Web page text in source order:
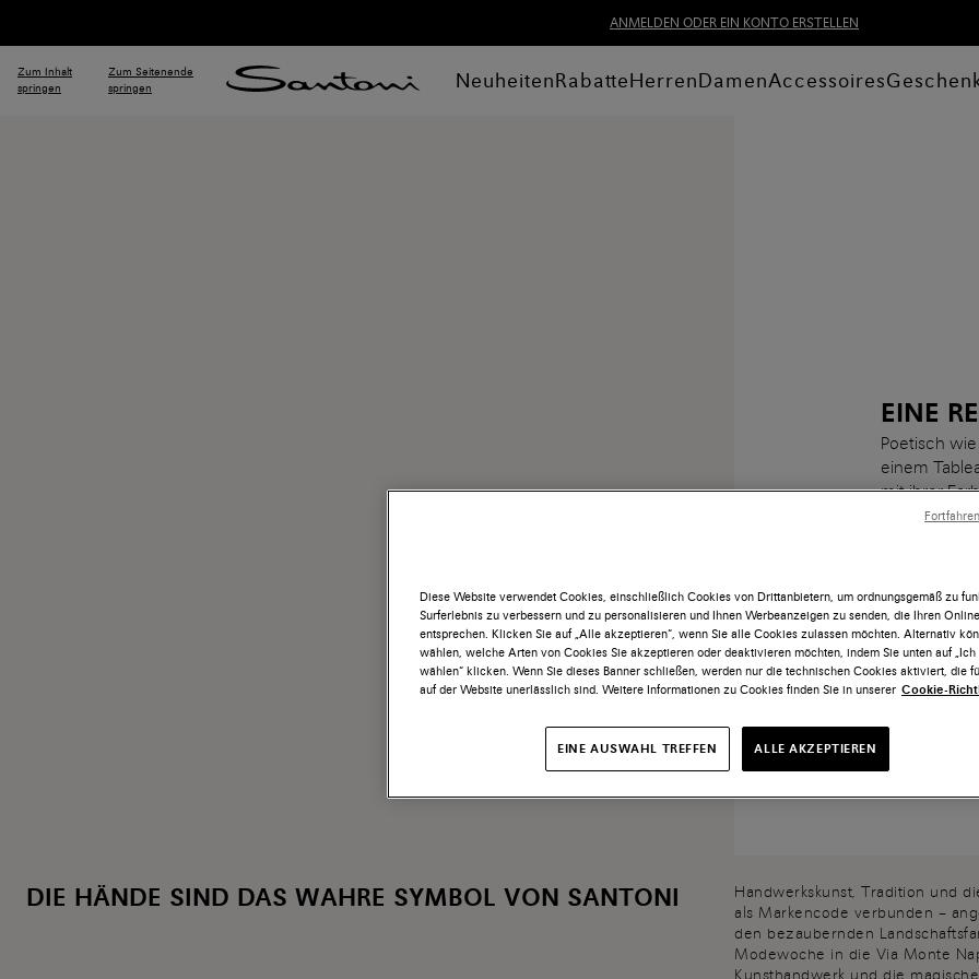
ANMELDEN ODER EIN KONTO ERSTELLEN
Zum Inhalt
springen
Zum Seitenende
springen
NeuheitenRabatteHerrenDamenAccessoires
EINE
Poetisch
einem
mit ihrer
zu
Kulturguts
DIE HÄNDE SIND DAS WAHRE SYMBOL VON SANTONI
Handwerkskunst, Tradition und
als Markencode verbunden –
den bezaubernden
Modewoche in die Via Monte
Kunsthandwerk und die
Diese Website verwendet Cookies, einschließlich Cookies von Drittanbietern, um ordnungsgemäß zu
Surferlebnis zu verbessern und zu personalisieren und Ihnen Werbeanzeigen zu senden, die Ihren
entsprechen. Klicken Sie auf „Alle akzeptieren“, wenn Sie alle Cookies zulassen möchten. Alternativ
wählen, welche Arten von Cookies Sie akzeptieren oder deaktivieren möchten, indem Sie unten auf „Ich
wählen“ klicken. Wenn Sie dieses Banner schließen, werden nur die technischen Cookies aktiviert, die
auf der Website unerlässlich sind. Weitere Informationen zu Cookies finden Sie in unserer Cookie-
EINE AUSWAHL TREFFEN ALLE AKZEPTIEREN